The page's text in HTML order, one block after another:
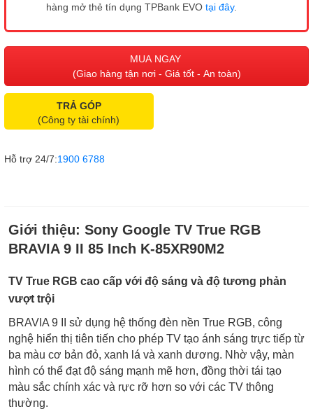
hàng mở thẻ tín dụng TPBank EVO tại đây.
MUA NGAY
(Giao hàng tận nơi - Giá tốt - An toàn)
TRẢ GÓP
(Công ty tài chính)
Hỗ trợ 24/7:1900 6788
Giới thiệu: Sony Google TV True RGB
BRAVIA 9 II 85 Inch K-85XR90M2
TV True RGB cao cấp với độ sáng và độ tương phản
vượt trội
BRAVIA 9 II sử dụng hệ thống đèn nền True RGB, công
nghệ hiển thị tiên tiến cho phép TV tạo ánh sáng trực tiếp từ
ba màu cơ bản đỏ, xanh lá và xanh dương. Nhờ vậy, màn
hình có thể đạt độ sáng mạnh mẽ hơn, đồng thời tái tạo
màu sắc chính xác và rực rỡ hơn so với các TV thông
thường.